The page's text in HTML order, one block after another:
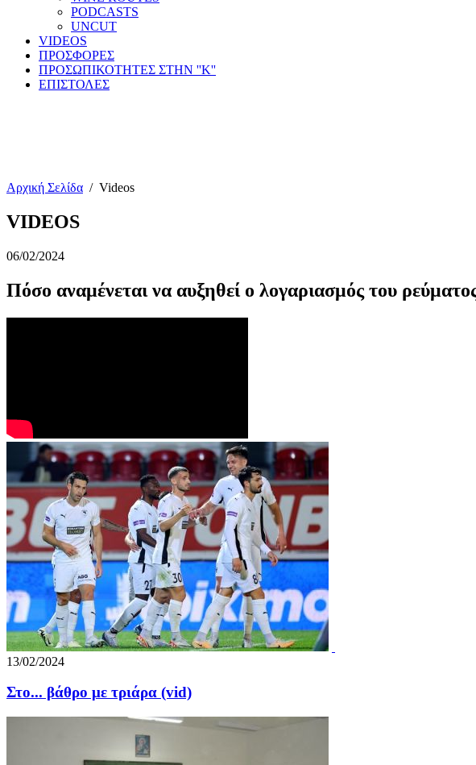
PODCASTS
UNCUT
VIDEOS
ΠΡΟΣΦΟΡΕΣ
ΠΡΟΣΩΠΙΚΟΤΗΤΕΣ ΣΤΗΝ ''Κ''
ΕΠΙΣΤΟΛΕΣ
Αρχική Σελίδα / Videos
VIDEOS
06/02/2024
Πόσο αναμένεται να αυξηθεί ο λογαριασμός του
13/02/2024
Στο... βάθρο με τριάρα (vid)